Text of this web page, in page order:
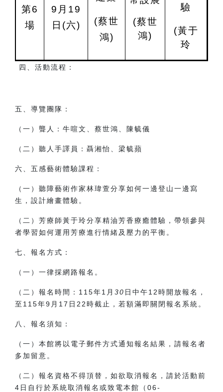
第6
場
9 月19
日 (六) (蔡世
鴻)
(蔡世
鴻)
驗
(黃于
玲
四、活動流程：
五、導覽團隊：
（一）聾人：牛喧文、蔡世鴻、陳毓儀
（二）聽人手譯員：聶湘怡、梁毓蘋
六、五感藝術體驗課程：
（一）聽障藝術作家林瑋萱分享如何一邊登山一邊寫
生，設計繪畫體驗。
（二）芳療師黃于玲分享精油芳香療癒體驗，帶領參與
者學習如何運用芳療進行情緒及壓力的平衡。
七、報名方式：
（一）一律採網路報名。
（二）報名時間： 115年1 月 30 日中午12時開放報名，
至 115年9 月 17 日22時截止，若額滿即關閉報名系統。
八、報名須知：
（一）本館將以電子郵件方式通知報名結果，請報名者
多加留意。
（二）報名資格不得頂替，如欲取消報名，請於活動前
4 日自行於系統取消報名或致電本館（ 06-